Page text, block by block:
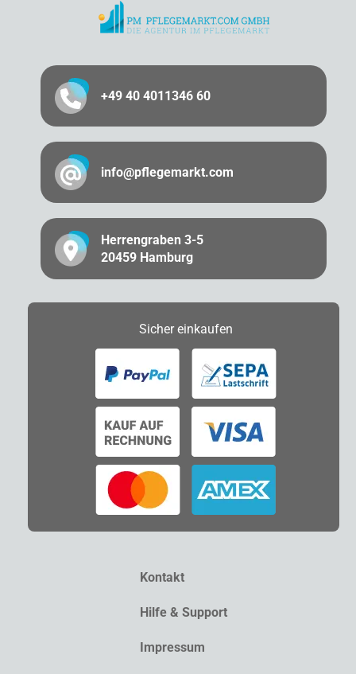
+49 40 4011346 60
info@pflegemarkt.com
Herrengraben 3-5
20459 Hamburg
Sichereinkaufen
Kontakt
Hilfe & Support
Impressum